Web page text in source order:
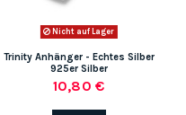
Nicht auf Lager
Trinity Anhänger - Echtes Silber
925er Silber
10,80 €